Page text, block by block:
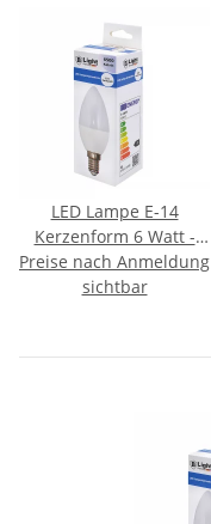
LED Lampe E-14
Kerzenform 6 Watt -
kaltweiß (6500 K)
Preise nach Anmeldung
sichtbar